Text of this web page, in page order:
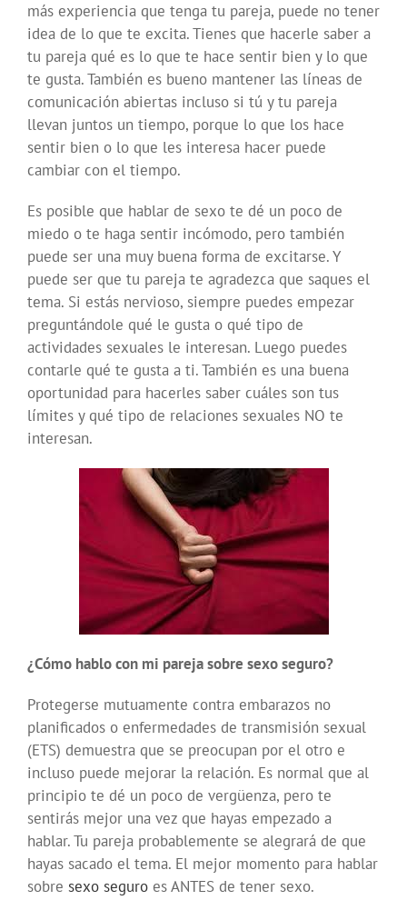
más experiencia que tenga tu pareja, puede no tener
idea de lo que te excita. Tienes que hacerle saber a
tu pareja qué es lo que te hace sentir bien y lo que
te gusta. También es bueno mantener las líneas de
comunicación abiertas incluso si tú y tu pareja
llevan juntos un tiempo, porque lo que los hace
sentir bien o lo que les interesa hacer puede
cambiar con el tiempo.
Es posible que hablar de sexo te dé un poco de
miedo o te haga sentir incómodo, pero también
puede ser una muy buena forma de excitarse. Y
puede ser que tu pareja te agradezca que saques el
tema. Si estás nervioso, siempre puedes empezar
preguntándole qué le gusta o qué tipo de
actividades sexuales le interesan. Luego puedes
contarle qué te gusta a ti. También es una buena
oportunidad para hacerles saber cuáles son tus
límites y qué tipo de relaciones sexuales NO te
interesan.
¿Cómo hablo con mi pareja sobre sexo seguro?
Protegerse mutuamente contra embarazos no
planificados o enfermedades de transmisión sexual
(ETS) demuestra que se preocupan por el otro e
incluso puede mejorar la relación. Es normal que al
principio te dé un poco de vergüenza, pero te
sentirás mejor una vez que hayas empezado a
hablar. Tu pareja probablemente se alegrará de que
hayas sacado el tema. El mejor momento para hablar
sobre sexo seguro es ANTES de tener sexo.